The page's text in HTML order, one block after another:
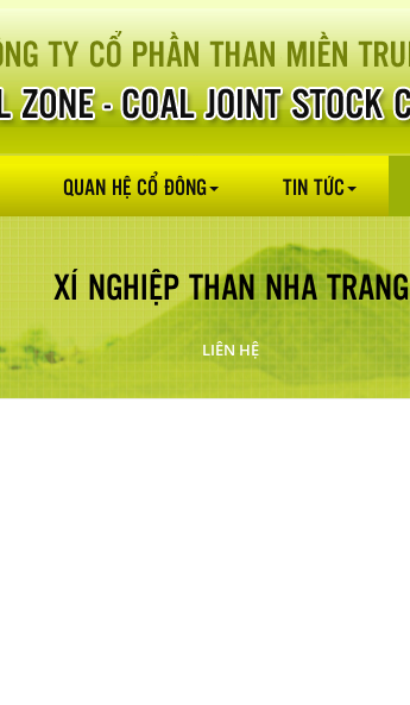
QUAN HỆ CỔ ĐÔNG TIN TỨC
XÍ NGHIỆP THAN NHA TRANG
LIÊN HỆ